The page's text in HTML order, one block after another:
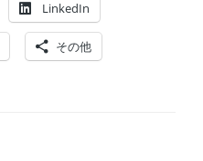
LinkedIn
その他